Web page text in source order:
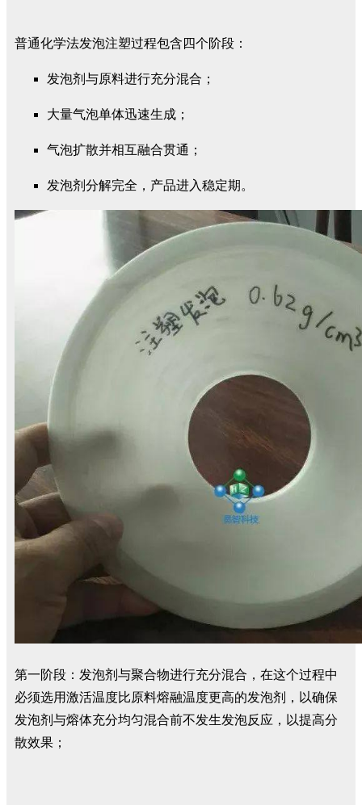
普通化学法发泡注塑过程包含四个阶段：
发泡剂与原料进行充分混合；
大量气泡单体迅速生成；
气泡扩散并相互融合贯通；
发泡剂分解完全，产品进入稳定期。
第一阶段：发泡剂与聚合物进行充分混合，在这个过程中
必须选用激活温度比原料熔融温度更高的发泡剂，以确保
发泡剂与熔体充分均匀混合前不发生发泡反应，以提高分
散效果；